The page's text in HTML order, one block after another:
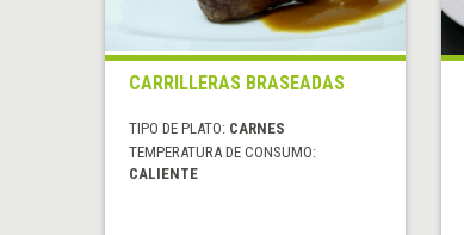
CARRILLERAS BRASEADAS
TIPO DE PLATO: CARNES
TEMPERATURA DE CONSUMO:
CALIENTE